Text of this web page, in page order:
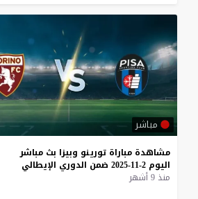
مباشر
مشاهدة مباراة تورينو وبيزا بث مباشر
اليوم 2-11-2025 ضمن الدوري الإيطالي
منذ 9 أشهر